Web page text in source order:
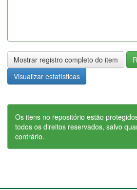
Mostrar registro completo do item
Visualizar estatísticas
Os itens no repositório estão
todos os direitos reservados, salvo
contrário.